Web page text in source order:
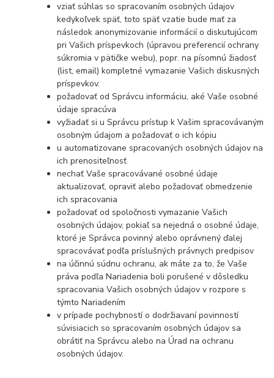
vziať súhlas so spracovaním osobných údajov
kedykoľvek späť, toto späť vzatie bude mať za
následok anonymizovanie informácií o diskutujúcom
pri Vašich príspevkoch (úpravou preferencií ochrany
súkromia v pätičke webu), popr. na písomnú žiadosť
(list, email) kompletné vymazanie Vašich diskusných
príspevkov.
požadovať od Správcu informáciu, aké Vaše osobné
údaje spracúva
vyžiadať si u Správcu prístup k Vašim spracovávaným
osobným údajom a požadovať o ich kópiu
u automatizovane spracovaných osobných údajov na
ich prenositeľnosť
nechať Vaše spracovávané osobné údaje
aktualizovať, opraviť alebo požadovať obmedzenie
ich spracovania
požadovať od spoločnosti vymazanie Vašich
osobných údajov, pokiaľ sa nejedná o osobné údaje,
ktoré je Správca povinný alebo oprávnený ďalej
spracovávať podľa príslušných právnych predpisov
na účinnú súdnu ochranu, ak máte za to, že Vaše
práva podľa Nariadenia boli porušené v dôsledku
spracovania Vašich osobných údajov v rozpore s
týmto Nariadením
v prípade pochybností o dodržiavaní povinností
súvisiacich so spracovaním osobných údajov sa
obrátiť na Správcu alebo na Úrad na ochranu
osobných údajov.